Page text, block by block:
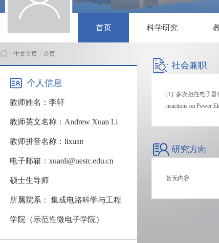
首页 科学研究
/ 中文主页 / 首页
个人信息
教师姓名：李轩
教师英文名称：Andrew Xuan Li
教师拼音名称：lixuan
电子邮箱：xuanli@uestc.edu.cn
硕士生导师
所属院系： 集成电路科学与工程
学院（示范性微电子学院）
社会兼职
[1]. 多次担任电子器
nsactions on Power
研究方向
暂无内容